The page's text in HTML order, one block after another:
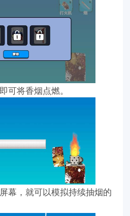
可将香烟点燃。
幕，就可以模拟持续抽烟的